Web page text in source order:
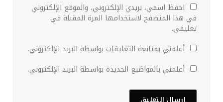
احفظ اسمي، بريدي الإلكتروني، والموقع الإلكتروني
في هذا المتصفح لاستخدامها المرة المقبلة في
تعليقي.
أعلمني بمتابعة التعليقات بواسطة البريد الإلكتروني.
أعلمني بالمواضيع الجديدة بواسطة البريد الإلكتروني.